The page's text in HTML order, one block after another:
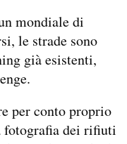
mondiale di
le strade sono
già esistenti,
per conto proprio
fotografia dei rifiuti